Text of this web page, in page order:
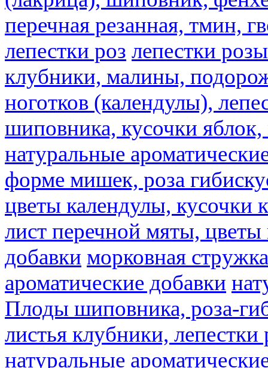
перечная резанная, тмин,
лепестки роз лепестки розы
клубники, малины,
ноготков (календулы),
шиповника, кусочки
натуральные
форме мишек, роза
цветы календулы, кусочки
лист перечной мяты,
добавки морковная стружка
ароматические добавки
Плоды шиповника, роза-
листья клубники,
натуральные